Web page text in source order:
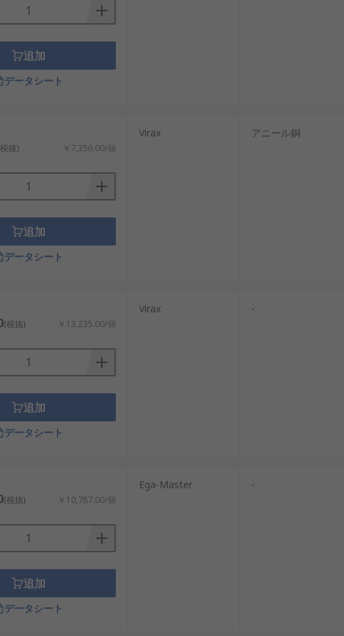
追加
データシート
抜) ￥7,356.00/個
追加
データシート
Virax アニール銅
(税抜) ￥13,235.00/個
追加
データシート
Virax -
(税抜) ￥10,787.00/個
追加
データシート
Ega-Master -